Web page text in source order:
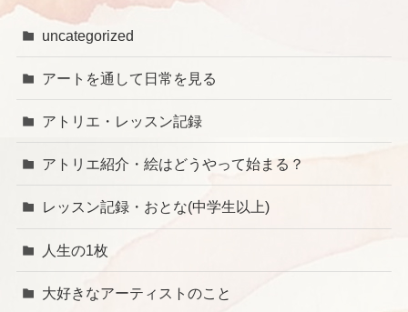
uncategorized
アートを通して日常を見る
アトリエ・レッスン記録
アトリエ紹介・絵はどうやって始まる？
レッスン記録・おとな(中学生以上)
人生の1枚
大好きなアーティストのこと